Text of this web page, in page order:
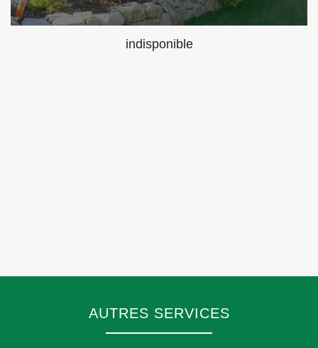
indisponible
AUTRES SERVICES